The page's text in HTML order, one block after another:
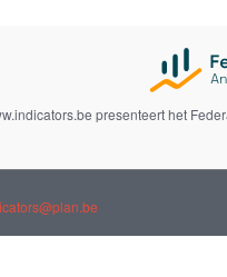
presenteert het